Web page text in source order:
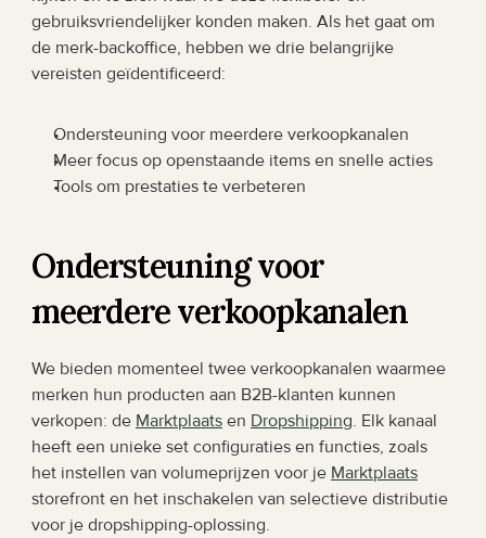
gebruiksvriendelijker konden maken. Als het gaat om
de merk-backoffice, hebben we drie belangrijke
vereisten geïdentificeerd:
Ondersteuning voor meerdere verkoopkanalen
Meer focus op openstaande items en snelle acties
Tools om prestaties te verbeteren
Ondersteuning voor
meerdere verkoopkanalen
We bieden momenteel twee verkoopkanalen waarmee
merken hun producten aan B2B-klanten kunnen
verkopen: de Marktplaats en Dropshipping. Elk kanaal
heeft een unieke set configuraties en functies, zoals
het instellen van volumeprijzen voor je Marktplaats
storefront en het inschakelen van selectieve distributie
voor je dropshipping-oplossing.